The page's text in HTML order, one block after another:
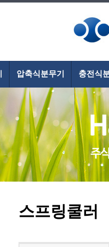
압축식분무기 충전식
스프링쿨러